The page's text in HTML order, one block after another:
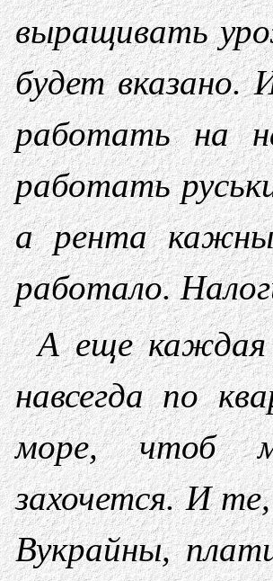
выращивать
будет вказано.
работать на
работать
а рента
работало.
А еще каждая
навсегда по
море, чтоб
захочется. И
Вукрайны,